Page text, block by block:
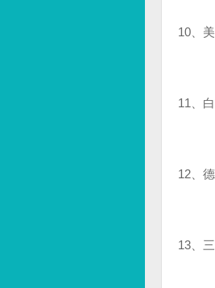
10、
11、
12、
13、